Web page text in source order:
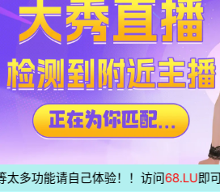
没有过不去的年
清空
能请自己体验！！访问 68.LU即可下载